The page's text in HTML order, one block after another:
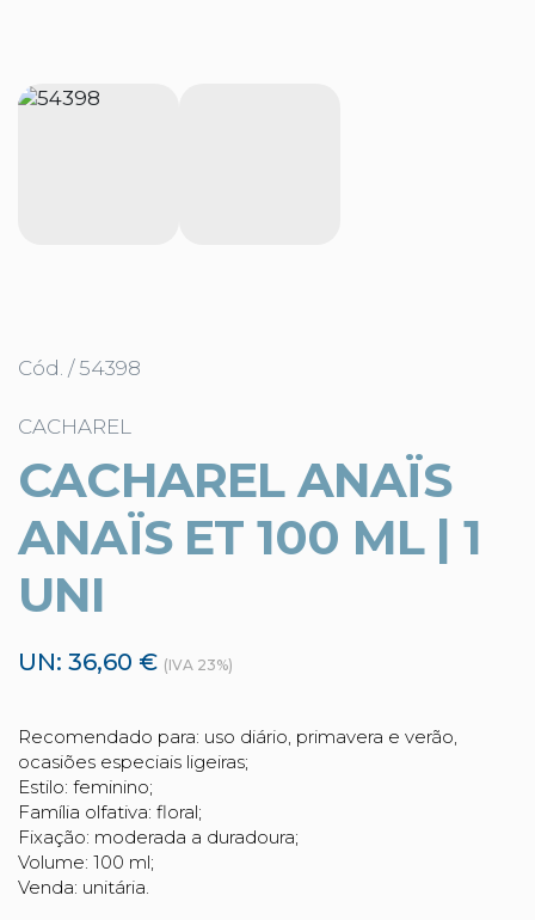
Cód. / 54398
CACHAREL
CACHAREL ANAÏS
ANAÏS ET 100 ML | 1
UNI
UN: 36,60 € (IVA 23%)
Recomendado para: uso diário, primavera e verão,
ocasiões especiais ligeiras;
Estilo: feminino;
Família olfativa: floral;
Fixação: moderada a duradoura;
Volume: 100 ml;
Venda: unitária.